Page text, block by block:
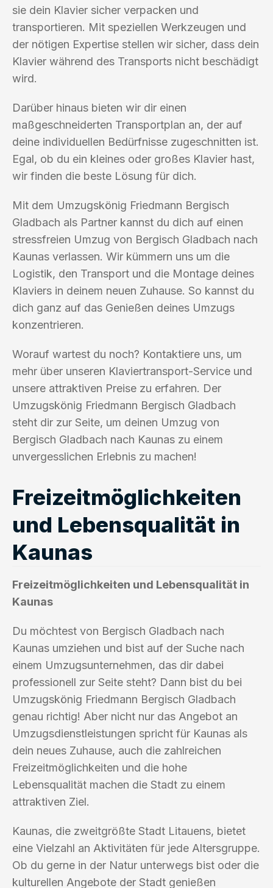
sie dein Klavier sicher verpacken und
transportieren. Mit speziellen Werkzeugen und
der nötigen Expertise stellen wir sicher, dass dein
Klavier während des Transports nicht beschädigt
wird.
Darüber hinaus bieten wir dir einen
maßgeschneiderten Transportplan an, der auf
deine individuellen Bedürfnisse zugeschnitten ist.
Egal, ob du ein kleines oder großes Klavier hast,
wir finden die beste Lösung für dich.
Mit dem Umzugskönig Friedmann Bergisch
Gladbach als Partner kannst du dich auf einen
stressfreien Umzug von Bergisch Gladbach nach
Kaunas verlassen. Wir kümmern uns um die
Logistik, den Transport und die Montage deines
Klaviers in deinem neuen Zuhause. So kannst du
dich ganz auf das Genießen deines Umzugs
konzentrieren.
Worauf wartest du noch? Kontaktiere uns, um
mehr über unseren Klaviertransport-Service und
unsere attraktiven Preise zu erfahren. Der
Umzugskönig Friedmann Bergisch Gladbach
steht dir zur Seite, um deinen Umzug von
Bergisch Gladbach nach Kaunas zu einem
unvergesslichen Erlebnis zu machen!
Freizeitmöglichkeiten
und Lebensqualität in
Kaunas
Freizeitmöglichkeiten und Lebensqualität in
Kaunas
Du möchtest von Bergisch Gladbach nach
Kaunas umziehen und bist auf der Suche nach
einem Umzugsunternehmen, das dir dabei
professionell zur Seite steht? Dann bist du bei
Umzugskönig Friedmann Bergisch Gladbach
genau richtig! Aber nicht nur das Angebot an
Umzugsdienstleistungen spricht für Kaunas als
dein neues Zuhause, auch die zahlreichen
Freizeitmöglichkeiten und die hohe
Lebensqualität machen die Stadt zu einem
attraktiven Ziel.
Kaunas, die zweitgrößte Stadt Litauens, bietet
eine Vielzahl an Aktivitäten für jede Altersgruppe.
Ob du gerne in der Natur unterwegs bist oder die
kulturellen Angebote der Stadt genießen